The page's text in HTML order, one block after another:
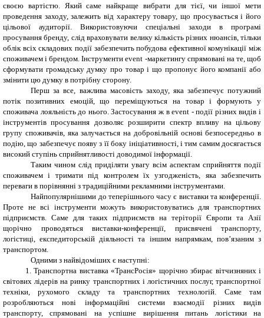
своєю вартістю. Який саме найкраще вибрати для тієї, чи іншої мети
проведення заходу, залежить від характеру товару, що просувається і його
цільової аудиторії. Використовуючи спеціальні заходи в програмі
просування бренду, слід враховувати велику кількість різних нюансів, тільки
облік всіх складових події забезпечить побудова ефективної комунікації між
споживачем і брендом. Інструменти event -маркетингу спрямовані на те, щоб
сформувати громадську думку про товар і що пропонує його компанії або
змінити цю думку в потрібну сторону.
Перш за все, важлива масовість заходу, яка забезпечує потужний
потік позитивних емоцій, що переміщуються на товар і формують у
споживача лояльність до нього. Застосування ж в event - події різних видів і
інструментів просування дозволяє розширити спектр впливу на цільову
групу споживачів, яка залучається на добровільній основі безпосередньо в
подію, що забезпечує появу з її боку ініціативності, і тим самим досягається
високий ступінь сприйнятливості доводимої інформації.
Таким чином слід приділяти увагу всім аспектам сприйняття події
споживачем і тримати під контролем їх узгодженість, яка забезпечить
переваги в порівнянні з традиційними рекламними інструментами.
Найпопулярнішими до теперішнього часу є виставки та конференції.
Проте не всі інструменти можуть використовуватись для транспортних
підприємств. Саме для таких підприємств на теріторії Європи та Азії
щорічно проводяться виставки-конференції, присвячені транспорту,
логістиці, експедиторській діяльності та іншим напрямкам, пов’язаним з
транспортом.
Одними з найвідоміших є наступні:
1. Транспортна виставка «ТрансРосія» щорічно збирає вітчизняних і
світових лідерів на ринку транспортних і логістичних послуг, транспортної
техніки, рухомого складу та транспортних технологій. Саме там
розробляються нові інформаційні системи взаємодії різних видів
транспорту, спрямовані на успішне вирішення питань логістики на